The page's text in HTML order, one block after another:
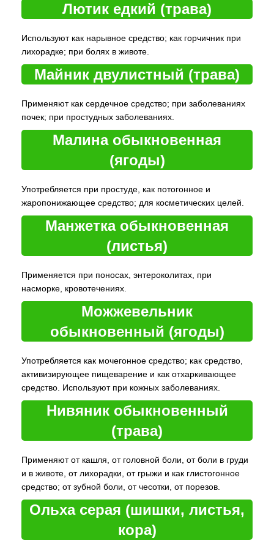
Лютик едкий (трава)
Используют как нарывное средство; как горчичник при
лихорадке; при болях в животе.
Майник двулистный (трава)
Применяют как сердечное средство; при заболеваниях
почек; при простудных заболеваниях.
Малина обыкновенная
(ягоды)
Употребляется при простуде, как потогонное и
жаропонижающее средство; для косметических целей.
Манжетка обыкновенная
(листья)
Применяется при поносах, энтероколитах, при
насморке, кровотечениях.
Можжевельник
обыкновенный (ягоды)
Употребляется как мочегонное средство; как средство,
активизирующее пищеварение и как отхаркивающее
средство. Используют при кожных заболеваниях.
Нивяник обыкновенный
(трава)
Применяют от кашля, от головной боли, от боли в груди
и в животе, от лихорадки, от грыжи и как глистогонное
средство; от зубной боли, от чесотки, от порезов.
Ольха серая (шишки, листья,
кора)